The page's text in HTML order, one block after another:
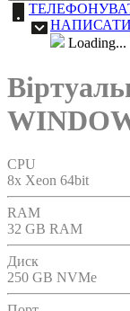
НАПИСАТИ
Loading...
CPU
8x Xeon 64bit
RAM
32 GB RAM
Диск
250 GB NVMe